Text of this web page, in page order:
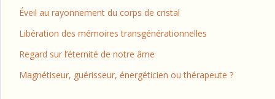
Éveil au rayonnement du corps de cristal
Libération des mémoires transgénérationnelles
Regard sur l’éternité de notre âme
Magnétiseur, guérisseur, énergéticien ou thérapeute ?